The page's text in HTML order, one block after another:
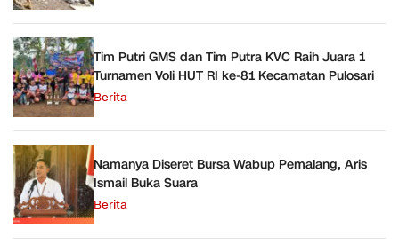
Tim Putri GMS dan Tim Putra KVC Raih Juara 1
Turnamen Voli HUT RI ke-81 Kecamatan Pulosari
Berita
Namanya Diseret Bursa Wabup Pemalang, Aris
Ismail Buka Suara
Berita